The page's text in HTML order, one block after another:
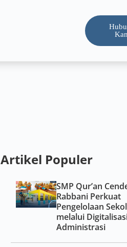
Artikel Populer
SMP Qur’an
Rabbani Perkuat
Pengelolaan
melalui
Administrasi